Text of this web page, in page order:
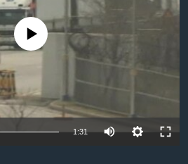
currently available
1:31